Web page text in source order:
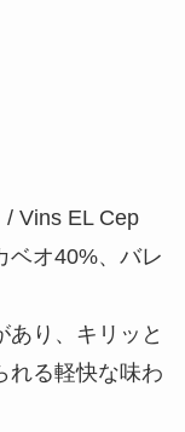
Vins EL Cep
ベオ40%、バレ
あり、キリッと
れる軽快な味わ